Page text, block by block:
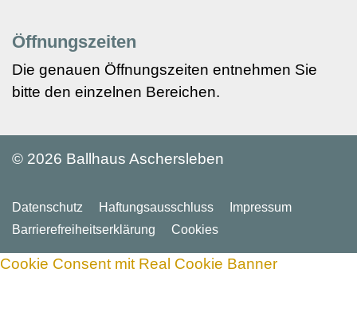
Öffnungszeiten
Die genauen Öffnungszeiten entnehmen Sie
bitte den einzelnen Bereichen.
© 2026 Ballhaus Aschersleben
Datenschutz Haftungsausschluss
Impressum
Barriere­freiheits­erklärung
Cookies
Cookie Consent mit Real Cookie Banner